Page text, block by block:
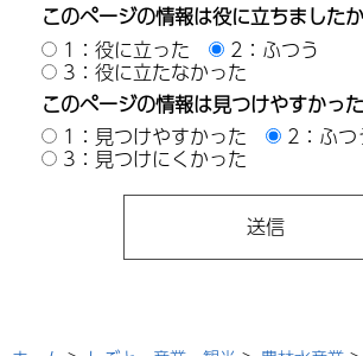
このページの情報は役に立ちました
1：役に立った
2：ふつう
3：役に立たなかった
このページの情報は見つけやすかっ
1：見つけやすかった
2：ふつ
3：見つけにくかった